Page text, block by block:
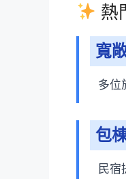
熱
寬
多位
包
民宿